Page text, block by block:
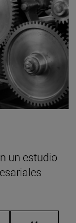
un estudio